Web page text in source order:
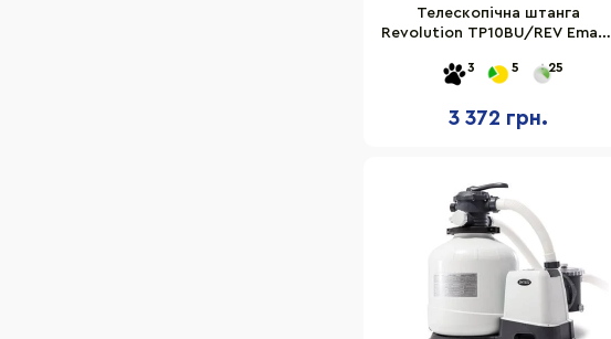
Телескопічна штанга
Revolution TP10BU/REV Emaux
3 5 25
3 372 грн.